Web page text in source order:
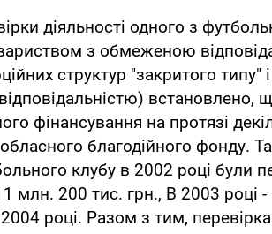
діяльності одного з
з обмеженою
структур "закритого типу"
встановлено,
фінансування на протязі
благодійного фонду.
клубу в 2002 році були
млн. 200 тис. грн., В 2003 році
році. Разом з тим,